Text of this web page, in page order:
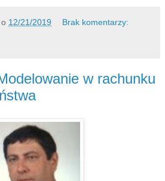
o 12/21/2019 Brak komentarzy:
w rachunku